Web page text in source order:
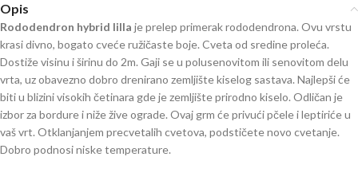
Opis
Rododendron hybrid lilla je prelep primerak rododendrona. Ovu vrstu
krasi divno, bogato cveće ružičaste boje. Cveta od sredine proleća.
Dostiže visinu i širinu do 2m. Gaji se u polusenovitom ili senovitom delu
vrta, uz obavezno dobro drenirano zemljište kiselog sastava. Najlepši će
biti u blizini visokih četinara gde je zemljište prirodno kiselo. Odličan je
izbor za bordure i niže žive ograde. Ovaj grm će privući pčele i leptiriće u
vaš vrt. Otklanjanjem precvetalih cvetova, podstičete novo cvetanje.
Dobro podnosi niske temperature.